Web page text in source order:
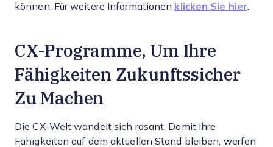
können. Für weitere Informationen klicken Sie hier
CX-Programme, Um Ihre
Fähigkeiten Zukunftssicher
Zu Machen
Die CX-Welt wandelt sich rasant. Damit Ihre
Fähigkeiten auf dem aktuellen Stand bleiben, werfen